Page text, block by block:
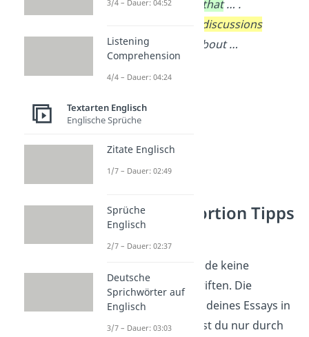
can be concluded that… .
future discussions
might also
think about …
Eine Extraportion Tipps
und Tricks
Verwende keine
Unterüberschriften. Die
einzelnen Teile deines Essays in
Englisch machst du nur durch
3/4 – Dauer: 04:52
Listening
Comprehension
4/4 – Dauer: 04:24
Textarten Englisch
Englische Sprüche
Zitate Englisch
1/7 – Dauer: 02:49
Sprüche
Englisch
2/7 – Dauer: 02:37
Deutsche
Sprichwörter auf
Englisch
3/7 – Dauer: 03:03